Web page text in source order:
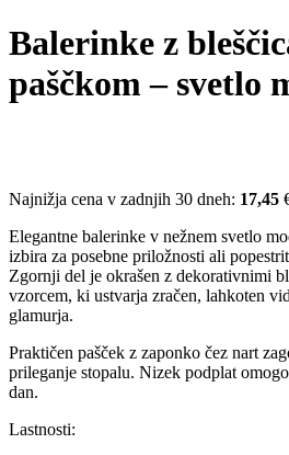
Balerinke z
paščkom – svetlo
Najnižja cena v zadnjih 30 dneh: 17,45
Elegantne balerinke v nežnem svetlo
izbira za posebne priložnosti ali
Zgornji del je okrašen z dekorativnimi
vzorcem, ki ustvarja zračen, lahkoten
glamurja.
Praktičen pašček z zaponko čez nart
prileganje stopalu. Nizek podplat
dan.
Lastnosti: